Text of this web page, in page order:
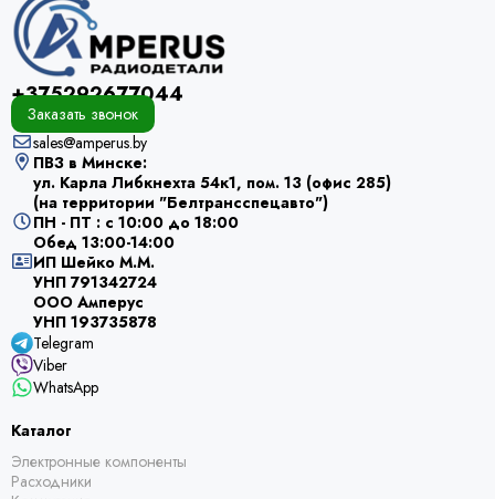
+375292677044
Заказать звонок
sales@amperus.by
ПВЗ в Минске:
ул. Карла Либкнехта 54к1, пом. 13 (офис 285)
(на территории "Белтрансспецавто")
ПН - ПТ : с 10:00 до 18:00
Обед 13:00-14:00
ИП Шейко М.М.
УНП 791342724
ООО Амперус
УНП 193735878
Telegram
Viber
WhatsApp
Каталог
Электронные компоненты
Расходники